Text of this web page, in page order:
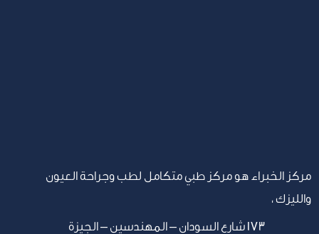
مركز الخبراء هو مركز طبي متكامل لطب وجراحة العيون
والليزك ،
١٧٣ شارع السودان – المهندسين – الجيزة